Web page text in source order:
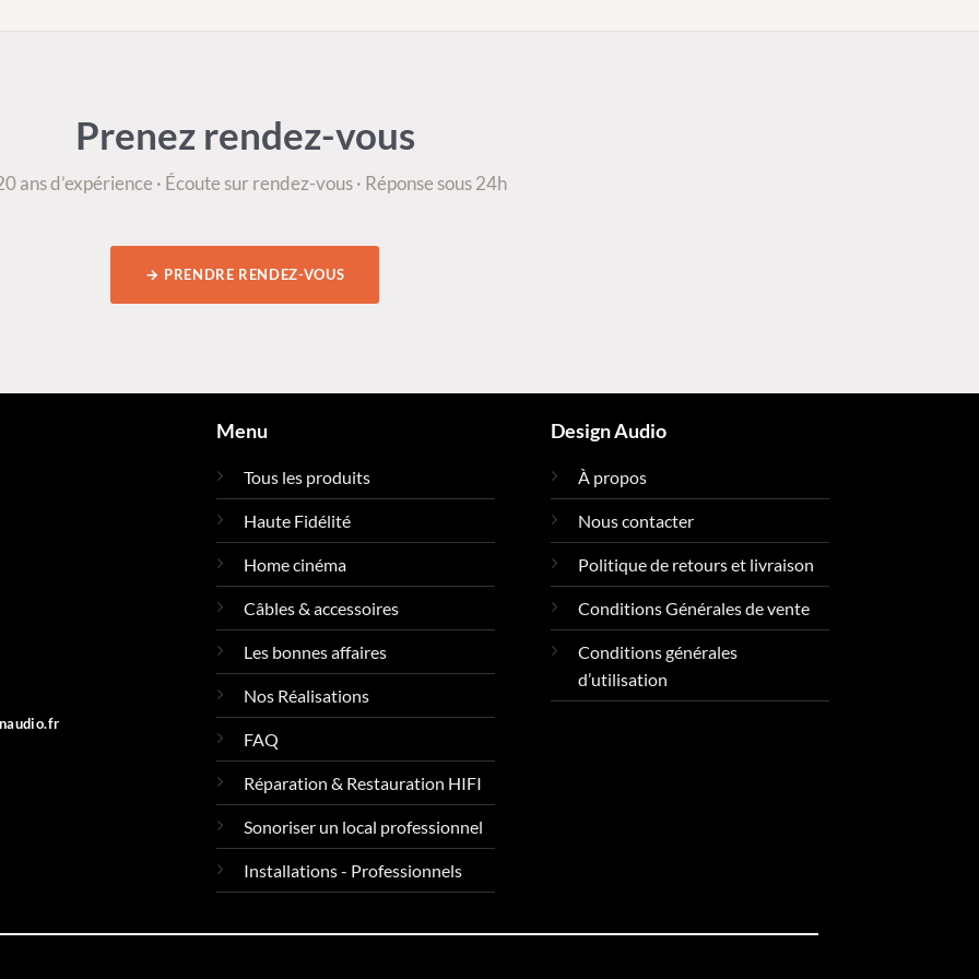
Prenez rendez-vous
ans d’expérience · Écoute sur rendez-vous · Réponse sous 24h
→ PRENDRE RENDEZ-VOUS
Menu
Tous les produits
Haute Fidélité
Home cinéma
Câbles & accessoires
Les bonnes affaires
Nos Réalisations
FAQ
Réparation & Restauration HIFI
Sonoriser un local professionnel
Installations - Professionnels
Design Audio
À propos
Nous contacter
Politique de retours et livraison
Conditions Générales de vente
Conditions générales
d’utilisation